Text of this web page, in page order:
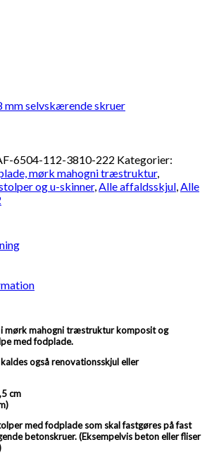
mm selvskærende skruer
6504-112-3810-222 Kategorier:
mørk mahogni træstruktur,
og u-skinner,Alle affaldsskjul,Alle
mørk mahogni træstruktur komposit og
med fodplade.
også renovationsskjul eller
cm
med fodplade som skal fastgøres på fast
betonskruer. (Eksempelvis beton eller fliser